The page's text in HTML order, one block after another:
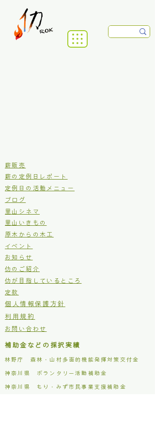
​薪販売
薪の定例日レポート
定例日の活動メニュー
ブログ
里山シネマ
里山いきもの
原木からの木工
イベント
お知らせ
仂のご紹介
仂が目指しているところ
定款
個人情報保護方針
利用規約
お問い合わせ
補助金などの採択実績
林野庁 森林・山村多面的機能発揮対策交付金
​神奈川県 ボランタリー活動補助金
​神奈川県 もり・みず市民事業支援補助金